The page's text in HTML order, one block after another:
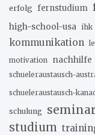
erfolg fernstudium
high-school-usa ihk
kommunikation
motivation nachhilfe
schueleraustausch-
schueleraustausch-
schulung
studium